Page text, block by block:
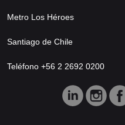
Metro Los Héroes
Santiago de Chile
Teléfono +56 2 2692 0200